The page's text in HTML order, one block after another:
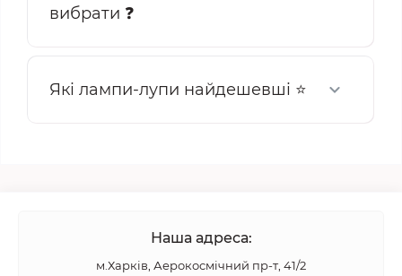
вибрати ❓
Які лампи-лупи найдешевші ⭐
Наша адреса:
м.Харків, Аерокосмічний пр-т, 41/2